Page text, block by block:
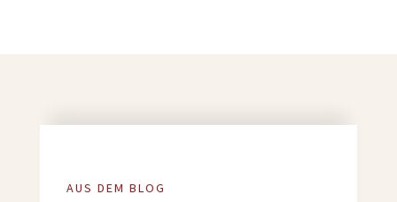
AUS DEM BLOG